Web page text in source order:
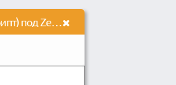
Напишу шаблон (скрипт) под Zennoposter или Zennobox